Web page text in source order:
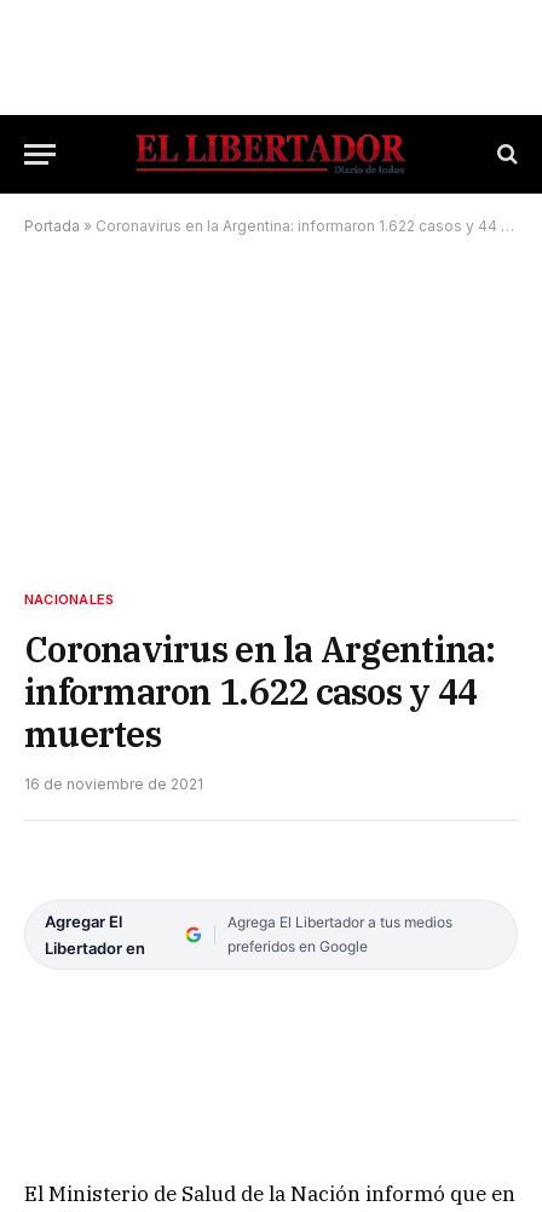
Portada » Coronavirus en la Argentina: informaron 1.622 casos y 44 muertes
NACIONALES
Coronavirus en la Argentina:
informaron 1.622 casos y 44
muertes
16 de noviembre de 2021
Agregar El
Libertador en
Agrega El Libertador a tus medios
preferidos en Google
El Ministerio de Salud de la Nación informó que en